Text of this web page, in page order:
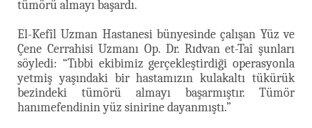
tümörü almayı başardı.
El-Kefîl Uzman Hastanesi bünyesinde çalışan Yüz ve
Çene Cerrahisi Uzmanı Op. Dr. Rıdvan et-Taî şunları
söyledi: “Tıbbi ekibimiz gerçekleştirdiği operasyonla
yetmiş yaşındaki bir hastamızın kulakaltı tükürük
bezindeki tümörü almayı başarmıştır. Tümör
hanımefendinin yüz sinirine dayanmıştı.”